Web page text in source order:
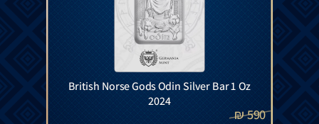
British Norse Gods Odin Silver Bar 1 Oz
2024
590
₪